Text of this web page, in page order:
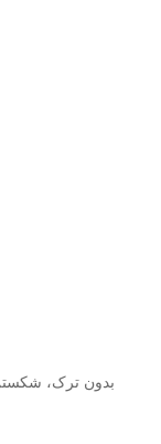
بدون ترک،